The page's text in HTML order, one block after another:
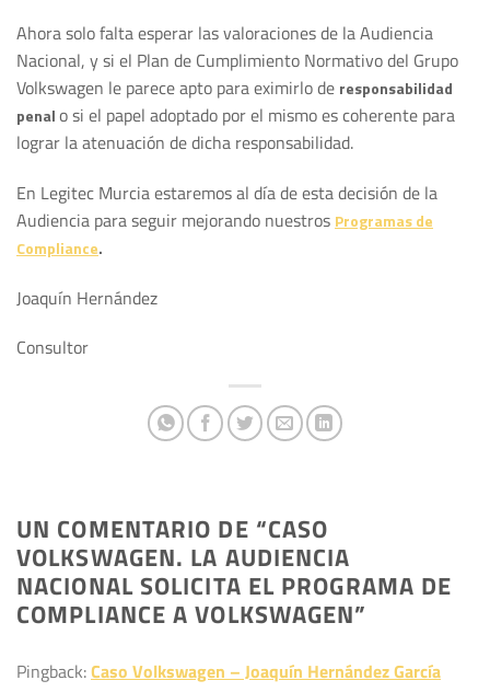
Ahora solo falta esperar las valoraciones de la Audiencia
Nacional, y si el Plan de Cumplimiento Normativo del Grupo
Volkswagen le parece apto para eximirlo de responsabilidad
penalo si el papel adoptado por el mismo es coherente para
lograr la atenuación de dicha responsabilidad.
En Legitec Murcia estaremos al día de esta decisión de la
Audiencia para seguir mejorando nuestros Programas de
Compliance.
Joaquín Hernández
Consultor
UN COMENTARIO DE “CASO
VOLKSWAGEN. LA AUDIENCIA
NACIONAL SOLICITA EL PROGRAMA DE
COMPLIANCE A VOLKSWAGEN”
Pingback:Caso Volkswagen – Joaquín Hernández García